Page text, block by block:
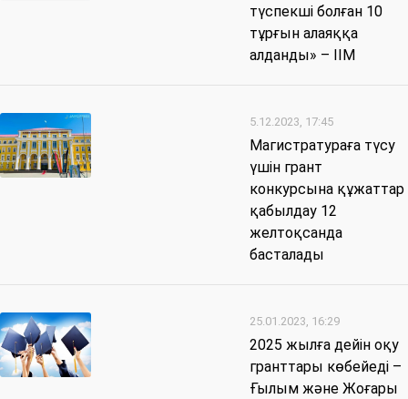
түспекші болған 10
тұрғын алаяққа
алданды» – ІІМ
5.12.2023, 17:45
Магистратураға түсу
үшін грант
конкурсына құжаттар
қабылдау 12
желтоқсанда
басталады
25.01.2023, 16:29
2025 жылға дейін оқу
гранттары көбейеді –
Ғылым және Жоғары